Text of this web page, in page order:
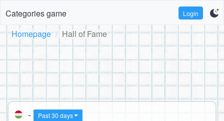
Categories game Login
Homepage Hall of Fame
- Past 30 days